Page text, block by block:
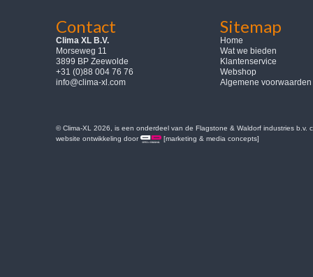
Contact
Clima XL B.V.
Morseweg 11
3899 BP Zeewolde
+31 (0)88 004 76 76
info@clima-xl.com
Sitemap
Home
Wat we bieden
Klantenservice
Webshop
Algemene voorwaarden
© Clima-XL 2026, is een onderdeel van de Flagstone & Waldorf industries b.v.
website ontwikkeling door
[marketing & media concepts]